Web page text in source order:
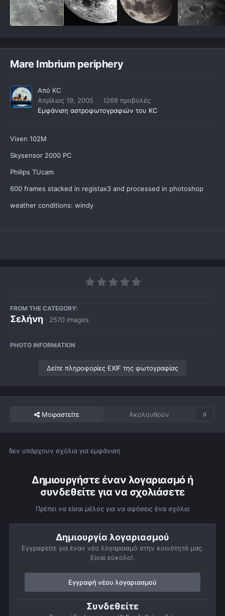
Mare Imbrium periphery
Από KC
Απρίλιος 19, 2005
1268 προβολές
Εμφάνιση αστροφωτογραφιών του KC
Vixen 102M
Skysensor 2000 PC
Philips TUcam
600 frames stacked in registax3 and processed in photoshop
weather conditions: windy
FROM THE CATEGORY:
Σελήνη · 2570 images
PHOTO INFORMATION
Δείτε πληροφορίες EXIF της φωτογραφίας
Μοιραστείτε Ακολουθούν 0
δεν υπάρχουν σχόλια για εμφάνιση
Δημιουργήστε έναν λογαριασμό ή
συνδεθείτε για να σχολιάσετε
Πρέπει να είσαι μέλος για να αφήσεις ένα σχόλιο
Δημιουργία λογαριασμού
Εγγραφείτε για έναν νέο λογαριασμό στην κοινότητά μας.
Είναι εύκολο!.
Εγγραφή νέου λογαριασμού
Συνδεθείτε